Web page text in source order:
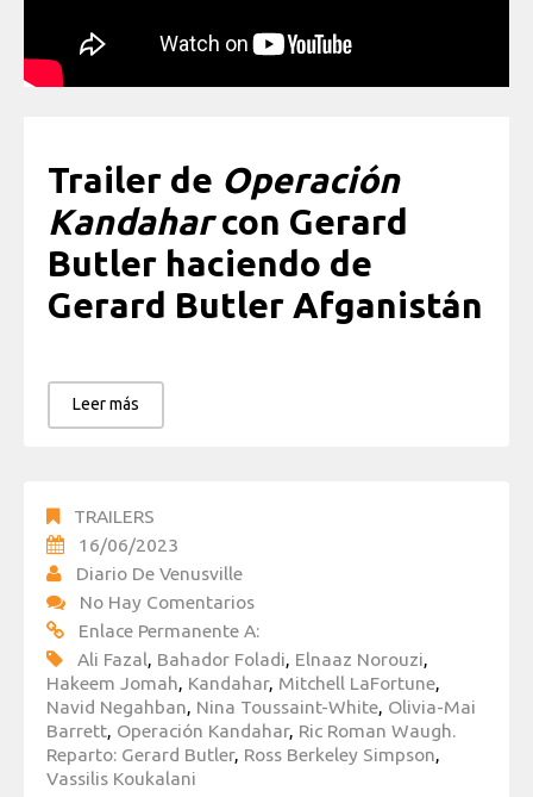
Trailer de Operación
Kandaharcon Gerard
Butler haciendo de
Gerard Butler Afganistán
Leer más
TRAILERS
16/06/2023
Diario De Venusville
No Hay Comentarios
Enlace Permanente A:
Ali Fazal, Bahador Foladi, Elnaaz Norouzi,
Hakeem Jomah, Kandahar, Mitchell LaFortune,
Navid Negahban, Nina Toussaint-White, Olivia-Mai
Barrett, Operación Kandahar, Ric Roman Waugh.
Reparto: Gerard Butler, Ross Berkeley Simpson,
Vassilis Koukalani